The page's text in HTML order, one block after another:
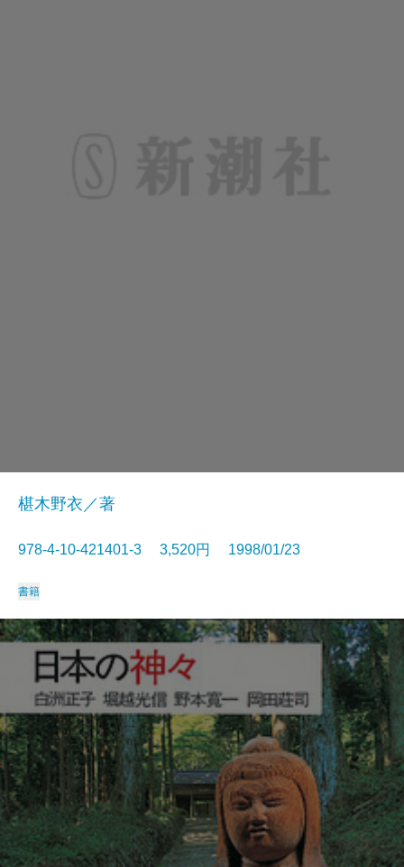
椹木野衣／著
978-4-10-421401-3 3,520円 1998/01/23
書籍